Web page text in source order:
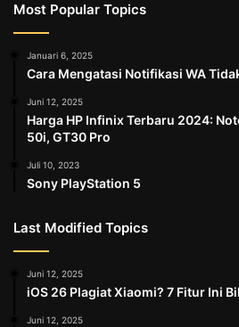
Most Popular Topics
Januari 6, 2025
Cara Mengatasi Notifikasi WA
Juni 12, 2025
Harga HP Infinix Terbaru 2024:
50i, GT30 Pro
Juli 10, 2023
Sony PlayStation 5
Last Modified Topics
Juni 12, 2025
iOS 26 Plagiat Xiaomi? 7 Fitur Ini
Juni 12, 2025